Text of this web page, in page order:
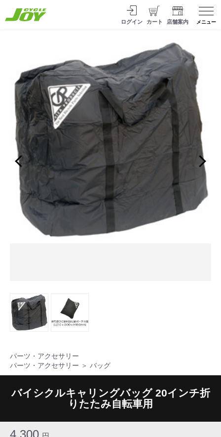
ログイン カート 店舗案内 メニュー
パーツ・アクセサリー
パーツ・アクセサリー ＞ バッグ
バイシクルキャリングバッグ 20インチ折
りたたみ自転車用
4,300